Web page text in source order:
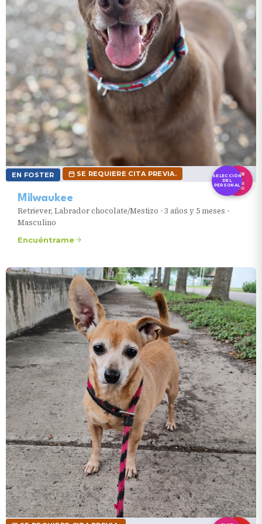
EN FOSTER SE REQUIERE CITA PREVIA.
SELECCIÓN
DEL
PERSONAL
CLUB
DEL
AMOR
ÚNICO
Milwaukee
Retriever, Labrador chocolate/Mestizo •3 años y 5 meses •
Masculino
Encuéntrame